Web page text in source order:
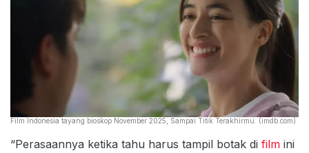
Film Indonesia tayang bioskop November 2025, Sampai Titik Terakhirmu. (imdb.com)
“Perasaannya ketika tahu harus tampil botak di film ini